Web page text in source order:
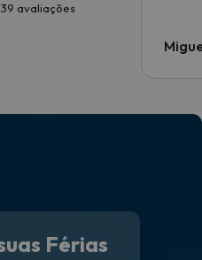
avaliações
Férias